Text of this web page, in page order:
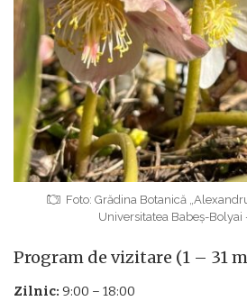
Foto: Grădina Botanică
Universitatea Babeș-Bolyai
Program de vizitare (1 – 31
Zilnic: 9:00 – 18:00